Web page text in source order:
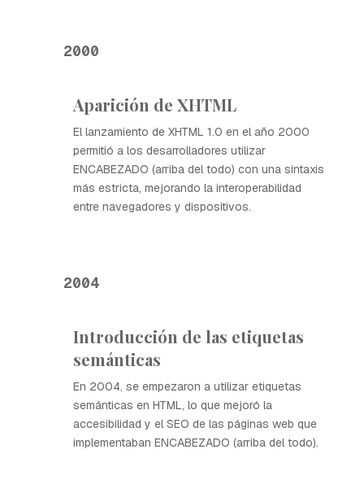
2000
Aparición de XHTML
El lanzamiento de XHTML 1.0 en el año 2000
permitió a los desarrolladores utilizar
ENCABEZADO (arriba del todo) con una sintaxis
más estricta, mejorando la interoperabilidad
entre navegadores y dispositivos.
2004
Introducción de las etiquetas
semánticas
En 2004, se empezaron a utilizar etiquetas
semánticas en HTML, lo que mejoró la
accesibilidad y el SEO de las páginas web que
implementaban ENCABEZADO (arriba del todo).